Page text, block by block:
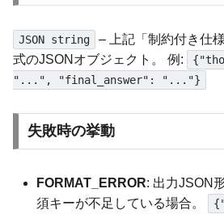
JSON string
– 上記「制約付き仕
式のJSONオブジェクト。 例:
"...", "final_answer": "..."}
失敗時の挙動
FORMAT_ERROR: 出力JSON
須キーが不足している場合。